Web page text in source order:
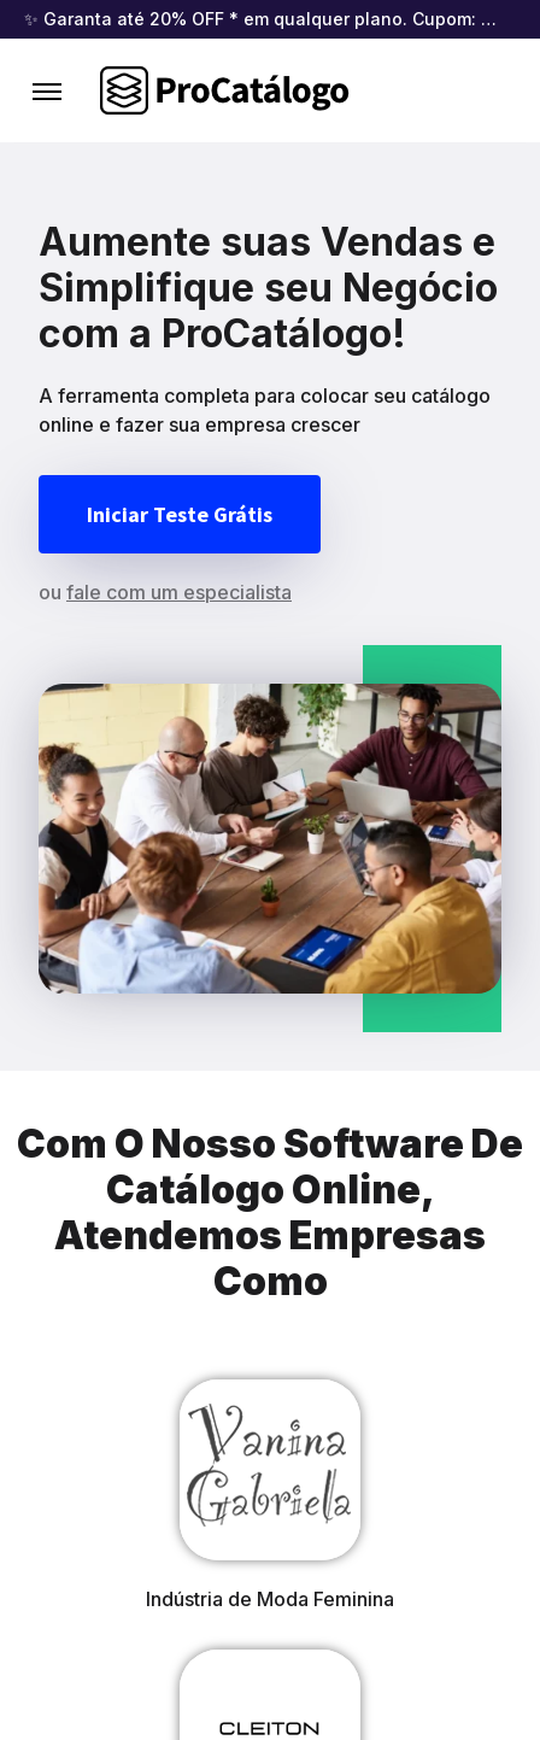
✨ Garanta até 20% OFF * em qualquer plano. Cupom:
Aumente suas Vendas e
Simplifique seu Negócio
com a ProCatálogo!
A ferramenta completa para colocar seu catálogo
online e fazer sua empresa crescer
Iniciar Teste Grátis
ou fale com um especialista
Com O Nosso Software De
Catálogo Online,
Atendemos Empresas
Como
Indústria de Moda Feminina